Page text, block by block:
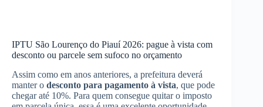
IPTU São Lourenço do Piauí 2026: pague à vista com
desconto ou parcele sem sufoco no orçamento
Assim como em anos anteriores, a prefeitura deverá
manter o desconto para pagamento à vista, que pode
chegar até 10%. Para quem consegue quitar o imposto